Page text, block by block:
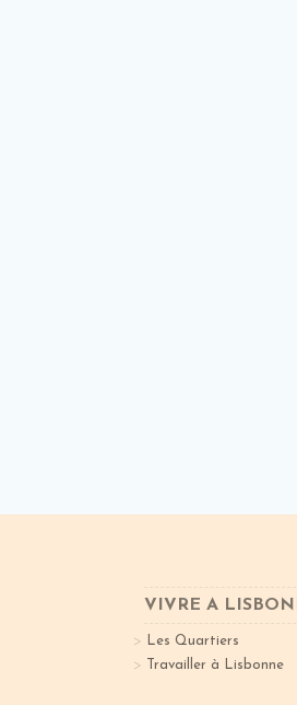
VIVRE A
Les Quartiers
Travailler à Lisbonne